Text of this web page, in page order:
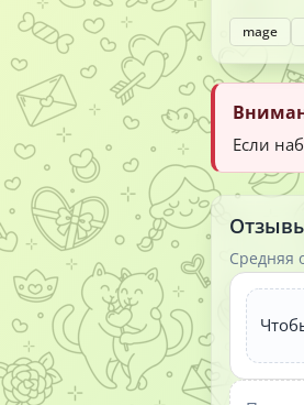
mage
Если
Средняя